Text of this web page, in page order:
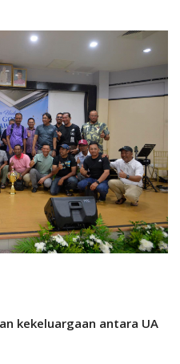
kekeluargaan antara UA